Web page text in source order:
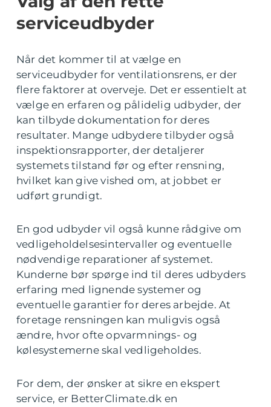
serviceudbyder
Når det kommer til at vælge en
serviceudbyder for ventilationsrens, er der
flere faktorer at overveje. Det er essentielt at
vælge en erfaren og pålidelig udbyder, der
kan tilbyde dokumentation for deres
resultater. Mange udbydere tilbyder også
inspektionsrapporter, der detaljerer
systemets tilstand før og efter rensning,
hvilket kan give vished om, at jobbet er
udført grundigt.
En god udbyder vil også kunne rådgive om
vedligeholdelsesintervaller og eventuelle
nødvendige reparationer af systemet.
Kunderne bør spørge ind til deres udbyders
erfaring med lignende systemer og
eventuelle garantier for deres arbejde. At
foretage rensningen kan muligvis også
ændre, hvor ofte opvarmnings- og
kølesystemerne skal vedligeholdes.
For dem, der ønsker at sikre en ekspert
service, er BetterClimate.dk en